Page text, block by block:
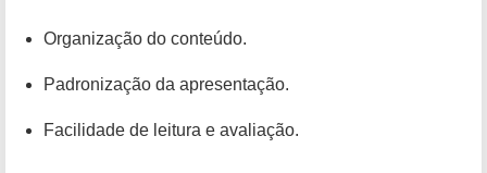
Organização do conteúdo.
Padronização da apresentação.
Facilidade de leitura e avaliação.